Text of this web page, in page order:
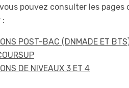
pouvez consulter les pages
:
POST-BAC (DNMADE ET
DE NIVEAUX 3 ET 4